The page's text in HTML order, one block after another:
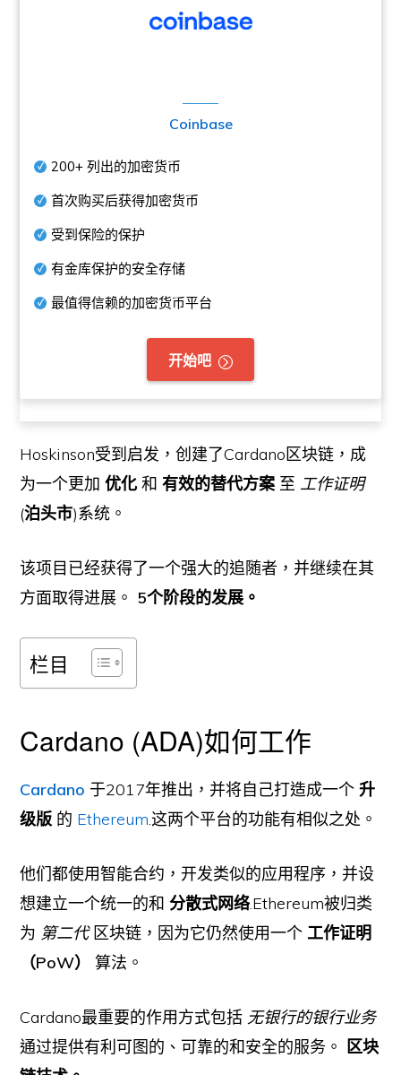
Coinbase
200+ 列出的加密货币
首次购买后获得加密货币
受到保险的保护
有金库保护的安全存储
最值得信赖的加密货币平台
开始吧
Hoskinson受到启发，创建了Cardano区块链，成
为一个更加优化 和有效的替代方案 至 工作证明
(泊头市)系统。
该项目已经获得了一个强大的追随者，并继续在其
方面取得进展。 5个阶段的发展。
栏目
Cardano (ADA)如何工作
Cardano 于2017年推出，并将自己打造成一个升
级版 的 Ethereum.这两个平台的功能有相似之处。
他们都使用智能合约，开发类似的应用程序，并设
想建立一个统一的和 分散式网络.Ethereum被归类
为 第二代 区块链，因为它仍然使用一个 工作证明
（PoW）
算法。
Cardano最重要的作用方式包括 无银行的银行业务
通过提供有利可图的、可靠的和安全的服务。
区块